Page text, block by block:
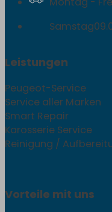
Samstag
Leistungen
Peugeot-Service
Service aller Marken
Smart Repair
Karosserie Service
Reinigung /
Vorteile mit uns